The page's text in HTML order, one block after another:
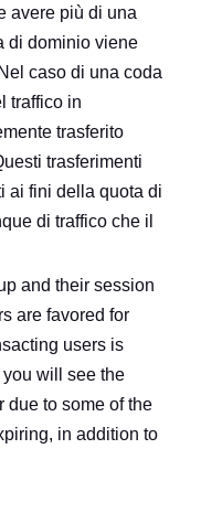
avere più di una
di dominio viene
caso di una coda
traffico in
trasferito
trasferimenti
ai fini della quota di
di traffico che il
and their session
are favored for
users is
you will see the
due to some of the
in addition to